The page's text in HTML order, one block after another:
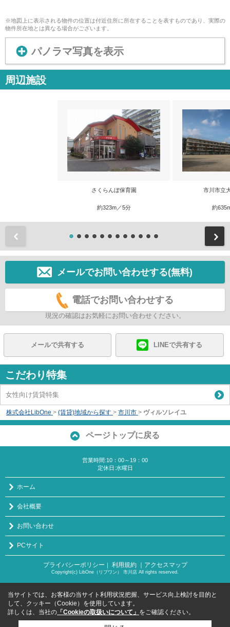
※地図上に表示される物件の位置は付近住所に所在することを表すものであり、実際の
物件所在地とは異なる場合がございます。
パノラマ写真を表示
周辺施設
さくらんぼ保育園
約323m／5分
市川市立
約
メールでお問い合わせする(無料)
電話でお問い合わせする
現況の確認はお気軽にお問い合わせください。
メールで共有する LINEで共有する
こだわり特集
女性向け賃貸特集
株式会社LibOne > (賃貸)地域から探す > 市川市 > ヴィルソレイユ
ページトップに戻る
営業時間:10：00～19：00
定休日:水曜日
ホーム
会社概要
お問い合わせ
PCサイト
プライバシーポリシー 利用規約 ｜アクセスマップ
Copyright(c) LibOne（リブワン） 市川店 All rights reserved.
当サイトでは、お客様の当サイト利用状況把握、サービス向上検討を目的と
して、クッキー（Cookie）を使用しています。
詳しくは、当社の 「Cookieの取扱いについて」 をご確認ください。